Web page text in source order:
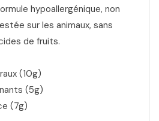
hypoallergénique, non
sur les animaux, sans
de fruits.
(10g)
(5g)
(7g)